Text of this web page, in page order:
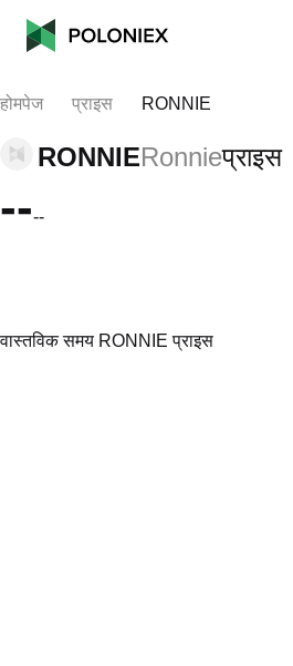
होमपेज प्राइस RONNIE
RONNIERonnieप्राइस
----
वास्तविक समय RONNIE प्राइस